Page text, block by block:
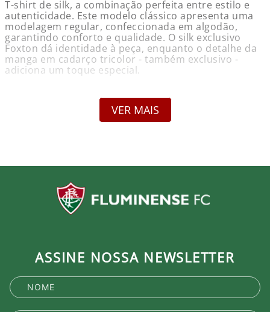
T-shirt de silk, a combinação perfeita entre estilo e
autenticidade. Este modelo clássico apresenta uma
modelagem regular, confeccionada em algodão,
garantindo conforto e qualidade. O silk exclusivo
Foxton dá identidade à peça, enquanto o detalhe da
manga em cadarço tricolor - também exclusivo -
adiciona um toque especial.
Nome: Camisa Fluminense Fluzão 2 Verde Foxton
Compare as medidas com esta tabela.
Tamanho - Tórax
P - 102 - 106
M - 106 - 110
Detalhes:
Modelagem clássica
Produto Oficial Licenciado do Fluminense.
VER MAIS
ASSINE NOSSA NEWSLETTER